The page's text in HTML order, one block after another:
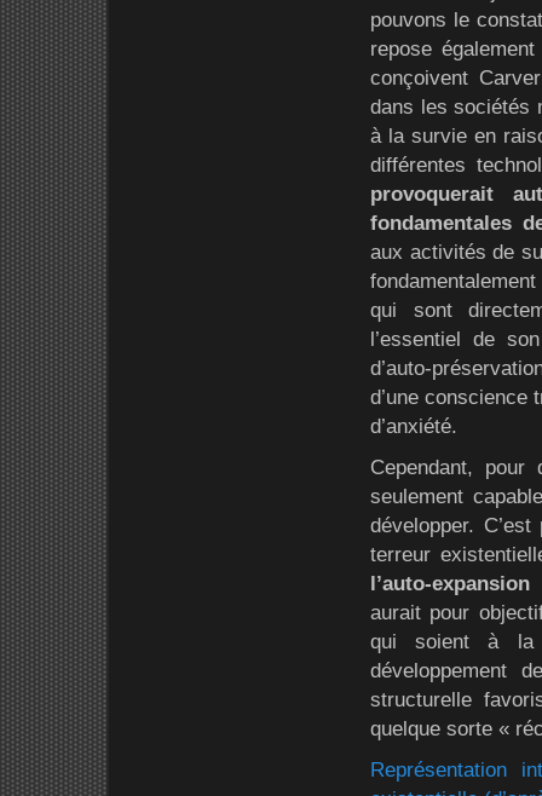
pouvons le
repose
conçoivent
dans les sociétés
à la survie en
différentes
provoquerait
fondamentales
aux activités de
qui sont
l’essentiel de
d’auto-
d’une conscience
d’anxiété.
Cependant,
seulement
développer.
terreur
l’auto-expansion
aurait pour
qui soient à la
développement
structurelle
quelque sorte «
Représentation